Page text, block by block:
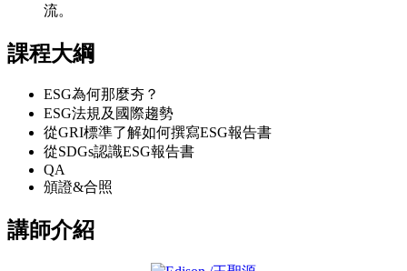
流。
課程大綱
ESG為何那麼夯？
ESG法規及國際趨勢
從GRI標準了解如何撰寫ESG報告書
從SDGs認識ESG報告書
QA
頒證&合照
講師介紹